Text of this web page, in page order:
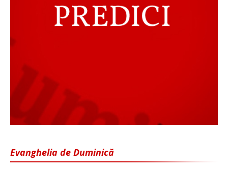
Evanghelia de Duminică